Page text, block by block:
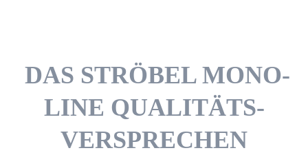
DAS STRÖBEL MONO-
LINE QUALITÄTS­
VERSPRECHEN